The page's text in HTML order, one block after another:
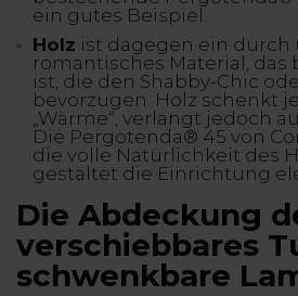
ein gutes Beispiel.
Holz ist dagegen ein durch
romantisches Material, das
ist, die den Shabby-Chic
bevorzugen. Holz schenkt
„Wärme“, verlangt jedoch
Die Pergotenda® 45 von
die volle Natürlichkeit des
gestaltet die Einrichtung
Die Abdeckung
verschiebbares
schwenkbare